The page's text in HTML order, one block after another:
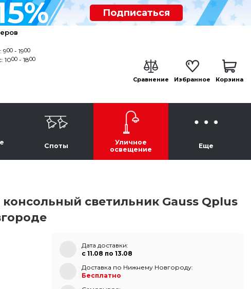
Подписаться
900 - 1900
1000 - 1800
Сравнение Избранное Корзина
Споты
Уличное
освещение
Еще
светильник Gauss Qplus
Дата доставки:
с 11.08 по 13.08
Доставка по Нижнему Новгороду:
Бесплатно